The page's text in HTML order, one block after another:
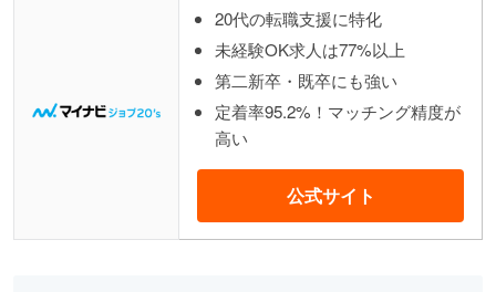
20代の転職支援に特化
未経験OK求人は77%以上
第二新卒・既卒にも強い
定着率95.2%！マッチング精度が
高い
公式サイト